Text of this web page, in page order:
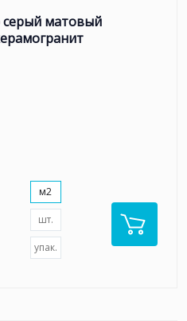
серый матовый
м2
шт.
упак.